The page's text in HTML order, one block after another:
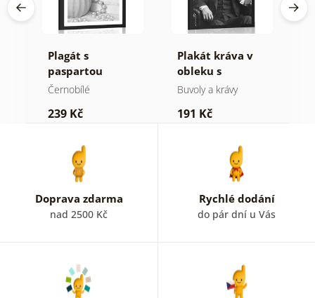
Plagát s
paspartou
luxusní zátiší v
provedení
Černobílé
239 Kč
Plakát kráva v
obleku s
doutníkem a
Buvoly a krávy
191 Kč
Doprava zdarma
nad 2500 Kč
Rychlé dodání
do pár dní u Vás